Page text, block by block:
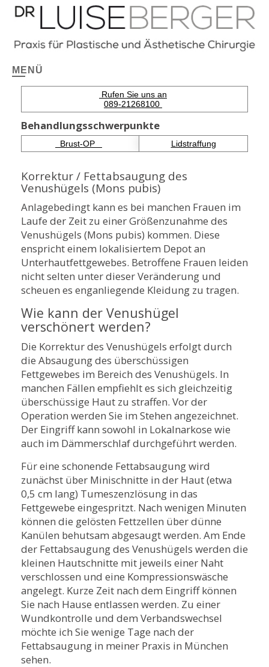
MENÜ
Rufen Sie uns an
089-21268100
Behandlungsschwerpunkte
Brust-OP Lidstraffung
Korrektur / Fettabsaugung des
Venushügels (Mons pubis)
Anlagebedingt kann es bei manchen Frauen im
Laufe der Zeit zu einer Größenzunahme des
Venushügels (Mons pubis) kommen. Diese
enspricht einem lokalisiertem Depot an
Unterhautfettgewebes. Betroffene Frauen leiden
nicht selten unter dieser Veränderung und
scheuen es enganliegende Kleidung zu tragen.
Wie kann der Venushügel
verschönert werden?
Die Korrektur des Venushügels erfolgt durch
die Absaugung des überschüssigen
Fettgewebes im Bereich des Venushügels. In
manchen Fällen empfiehlt es sich gleichzeitig
überschüssige Haut zu straffen. Vor der
Operation werden Sie im Stehen angezeichnet.
Der Eingriff kann sowohl in Lokalnarkose wie
auch im Dämmerschlaf durchgeführt werden.
Für eine schonende Fettabsaugung wird
zunächst über Minischnitte in der Haut (etwa
0,5 cm lang) Tumeszenzlösung in das
Fettgewebe eingespritzt. Nach wenigen Minuten
können die gelösten Fettzellen über dünne
Kanülen behutsam abgesaugt werden. Am Ende
der Fettabsaugung des Venushügels werden die
kleinen Hautschnitte mit jeweils einer Naht
verschlossen und eine Kompressionswäsche
angelegt. Kurze Zeit nach dem Eingriff können
Sie nach Hause entlassen werden. Zu einer
Wundkontrolle und dem Verbandswechsel
möchte ich Sie wenige Tage nach der
Fettabsaugung in meiner Praxis in München
sehen.